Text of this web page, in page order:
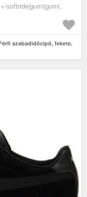
softride|gumi|gumi,
szabadidőcipő, fekete,